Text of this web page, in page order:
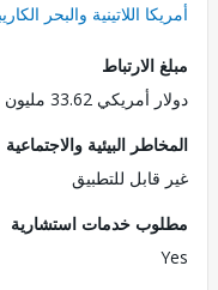
اللاتينية والبحر الكاريبي
33.62 مليون
البيئية والاجتماعية
للتطبيق
خدمات استشارية